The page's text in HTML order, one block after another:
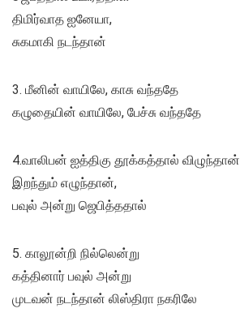
திமிர்வாத ஐனேயா,
சுகமாகி நடந்தான்
3. மீனின் வாயிலே, காசு வந்ததே
கழுதையின் வாயிலே, பேச்சு வந்ததே
4.வாலிபன் ஐத்திகு தூக்கத்தால் விழுந்தான்
இறந்தும் எழுந்தான்,
பவுல் அன்று ஜெபித்ததால்
5. காலூன்றி நில்லென்று
கத்தினார் பவுல் அன்று
முடவன் நடந்தான் லிஸ்திரா நகரிலே